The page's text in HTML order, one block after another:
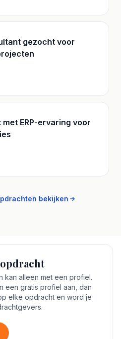
gezocht voor
ERP-ervaring voor
bekijken
opdracht
kan alleen met een profiel.
een gratis profiel aan, dan
elke opdracht en word je